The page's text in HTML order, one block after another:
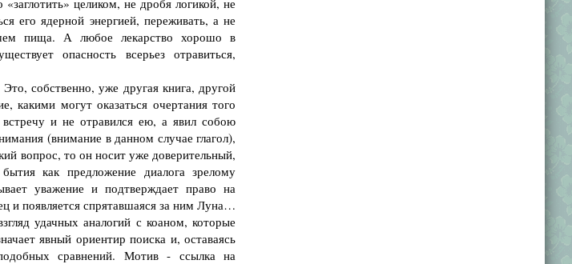
целиком, не дробя логикой, не
его ядерной энергией, переживать, а не
пища. А любое лекарство хорошо в
опасность всерьез отравиться,
собственно, уже другая книга, другой
какими могут оказаться очертания того
встречу и не отравился ею, а явил собою
(внимание в данном случае глагол),
вопрос, то он носит уже доверительный,
как предложение диалога зрелому
уважение и подтверждает право на
и появляется спрятавшаяся за ним Луна…
удачных аналогий с коаном, которые
явный ориентир поиска и, оставаясь
сравнений. Мотив - ссылка на